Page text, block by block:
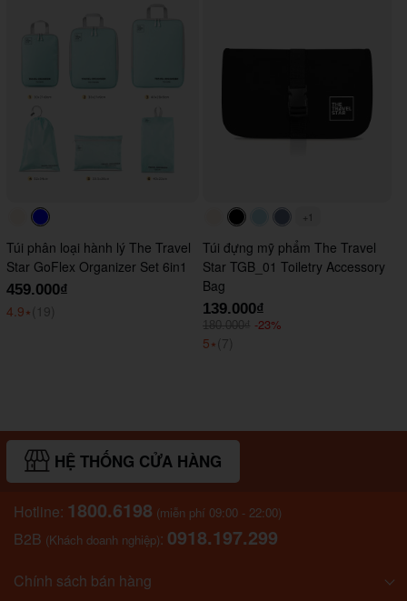
#faf0e6
Túi phân loại hành lý The Travel
Star GoFlex Organizer Set 6in1
459.000₫
4.9⭑ (19)
#faf0e6#000000#ADD8E6
#647290
+1
Túi đựng mỹ phẩm The Travel
Star TGB_01 Toiletry Accessory
Bag
139.000₫
180.000₫ -23%
5⭑ (7)
HỆ THỐNG CỬA HÀNG
Hotline: 1800.6198 (miễn phí 09:00 - 22:00)
B2B (Khách doanh nghiệp): 0918.197.299
Chính sách bán hàng